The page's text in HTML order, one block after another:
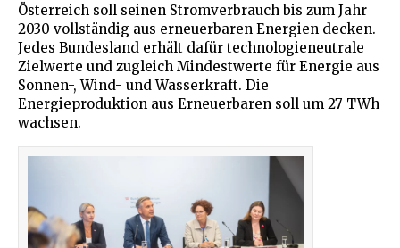
Österreich soll seinen Stromverbrauch bis zum Jahr
2030 vollständig aus erneuerbaren Energien decken.
Jedes Bundesland erhält dafür technologieneutrale
Zielwerte und zugleich Mindestwerte für Energie aus
Sonnen-, Wind- und Wasserkraft. Die
Energieproduktion aus Erneuerbaren soll um 27 TWh
wachsen.